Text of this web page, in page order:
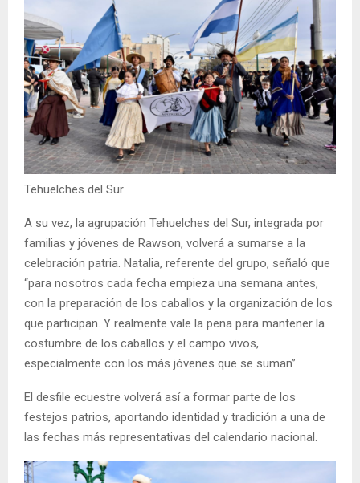
Tehuelches del Sur
A su vez, la agrupación Tehuelches del Sur, integrada por
familias y jóvenes de Rawson, volverá a sumarse a la
celebración patria. Natalia, referente del grupo, señaló que
“para nosotros cada fecha empieza una semana antes,
con la preparación de los caballos y la organización de los
que participan. Y realmente vale la pena para mantener la
costumbre de los caballos y el campo vivos,
especialmente con los más jóvenes que se suman”.
El desfile ecuestre volverá así a formar parte de los
festejos patrios, aportando identidad y tradición a una de
las fechas más representativas del calendario nacional.